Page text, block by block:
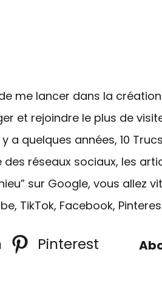
me lancer dans la
et rejoindre le plus de
quelques années, 10
réseaux sociaux, les
sur Google, vous allez
TikTok, Facebook,
Pinterest